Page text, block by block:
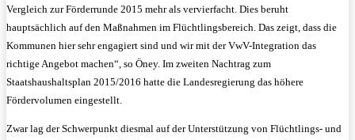
Vergleich zur Förderrunde 2015 mehr als vervierfacht. Dies beruht
hauptsächlich auf den Maßnahmen im Flüchtlingsbereich. Das zeigt, dass die
Kommunen hier sehr engagiert sind und wir mit der VwV-Integration das
richtige Angebot machen“, so Öney. Im zweiten Nachtrag zum
Staatshaushaltsplan 2015/2016 hatte die Landesregierung das höhere
Fördervolumen eingestellt.
Zwar lag der Schwerpunkt diesmal auf der Unterstützung von Flüchtlings- und